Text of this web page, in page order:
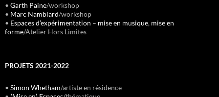
• Garth Paine/workshop
• Marc Namblard/workshop
• Espaces d’expérimentation – mise en musique, mise en
forme/Atelier Hors Limites
PROJETS 2021-2022
• Simon Whetham/artiste en résidence